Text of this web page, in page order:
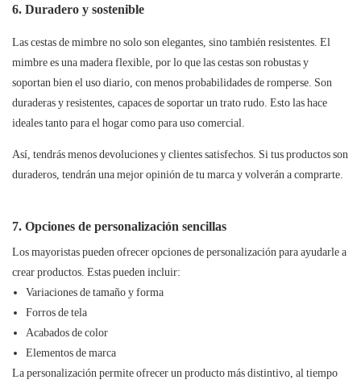
6. Duradero y sostenible
Las cestas de mimbre no solo son elegantes, sino también resistentes. El
mimbre es una madera flexible, por lo que las cestas son robustas y
soportan bien el uso diario, con menos probabilidades de romperse. Son
duraderas y resistentes, capaces de soportar un trato rudo. Esto las hace
ideales tanto para el hogar como para uso comercial.
Así, tendrás menos devoluciones y clientes satisfechos. Si tus productos son
duraderos, tendrán una mejor opinión de tu marca y volverán a comprarte.
7. Opciones de personalización sencillas
Los mayoristas pueden ofrecer opciones de personalización para ayudarle a
crear productos. Estas pueden incluir:
Variaciones de tamaño y forma
Forros de tela
Acabados de color
Elementos de marca
La personalización permite ofrecer un producto más distintivo, al tiempo